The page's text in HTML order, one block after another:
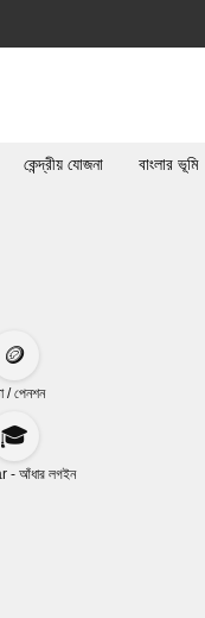
কেন্দ্রীয় যোজনা বাংলার ভূমি
🪙
/ পেনশন
🎓
- আঁধার লগইন